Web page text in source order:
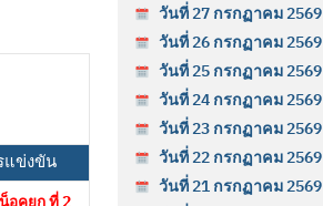
แข่งขัน
วันที่ 27 กรกฏาคม 2569
วันที่ 26 กรกฏาคม 2569
วันที่ 25 กรกฏาคม 2569
วันที่ 24 กรกฏาคม 2569
วันที่ 23 กรกฏาคม 2569
วันที่ 22 กรกฏาคม 2569
วันที่ 21 กรกฏาคม 2569